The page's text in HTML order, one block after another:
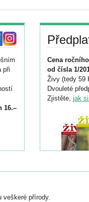
při
16.–
Cena
od čísla 1/
Živy (tedy 59
Dvouleté
Zjistěte, jak
veškeré přírody.